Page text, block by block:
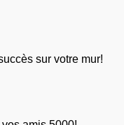
sur votre mur!